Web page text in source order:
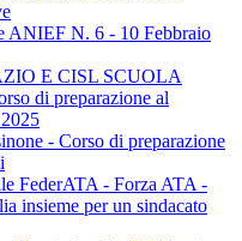
ANIEF N. 6 - 10 Febbraio
E CISL SCUOLA
di preparazione al
- Corso di preparazione
FederATA - Forza ATA -
insieme per un sindacato